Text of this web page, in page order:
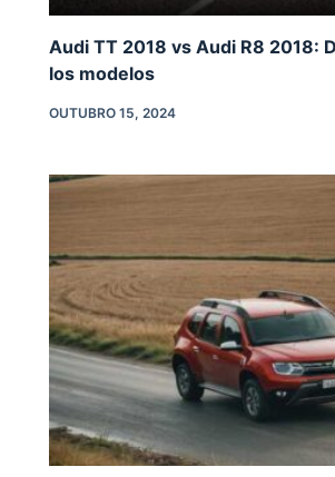
Audi TT 2018 vs Audi R8 2018:
los modelos
OUTUBRO 15, 2024